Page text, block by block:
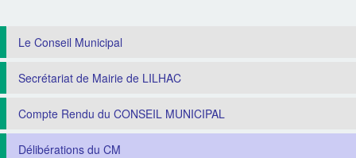
Le Conseil Municipal
Secrétariat de Mairie de LILHAC
Compte Rendu du CONSEIL MUNICIPAL
Délibérations du CM